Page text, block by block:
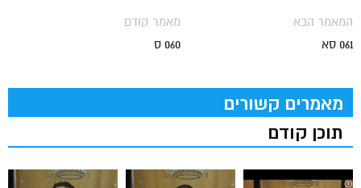
מאמר קודם
060 ס
המאמר הבא
061 סא
מאמרים קשורים
תוכן קודם